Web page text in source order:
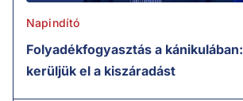
Napindító
Folyadékfogyasztás a
kerüljük el a kiszáradást